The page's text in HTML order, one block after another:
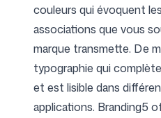
couleurs qui évoquent
associations que vous
marque transmette. De
typographie qui
et est lisible dans
applications. Branding5